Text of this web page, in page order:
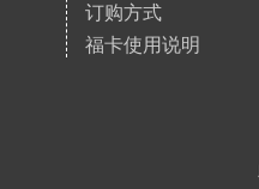
订购方式
福卡使用说明